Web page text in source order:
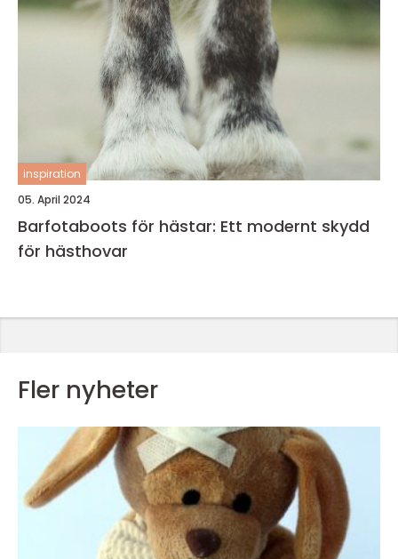
inspiration
05. April 2024
Barfotaboots för hästar: Ett modernt skydd
för hästhovar
Fler nyheter